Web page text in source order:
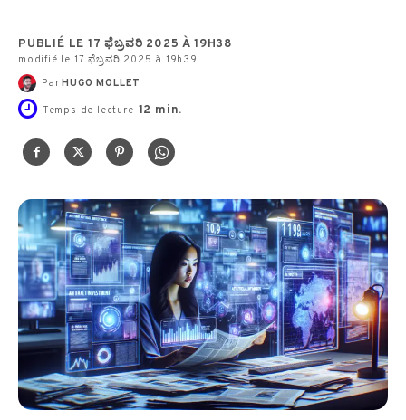
PUBLIÉ LE 17 ಫೆಬ್ರವರಿ 2025 À 19H38
modifié le 17 ಫೆಬ್ರವರಿ 2025 à 19h39
Par HUGO MOLLET
Temps de lecture 12 min.